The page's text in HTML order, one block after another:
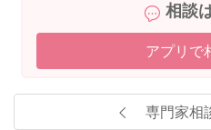
相談
アプリで
専門家相